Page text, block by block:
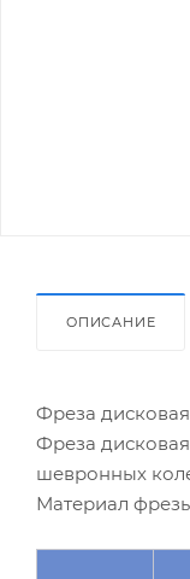
ОПИСАНИЕ
Фреза дисковая
Фреза
шевронных
Материал